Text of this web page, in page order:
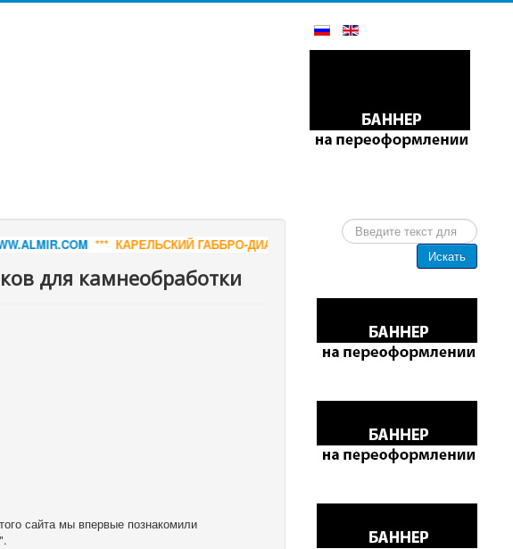
ГАББРО-ДИАБАЗ - СЛЭБЫ И РАСПИЛ, РИТУАЛЬНАЯ ПРОДУКЦИЯ ОТ
для камнеобработки
сайта мы впервые познакомили
".
Искать...
Искать